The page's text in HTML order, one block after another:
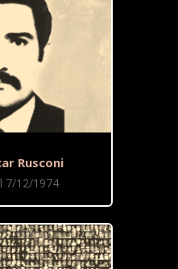
Rusconi
7/12/1974